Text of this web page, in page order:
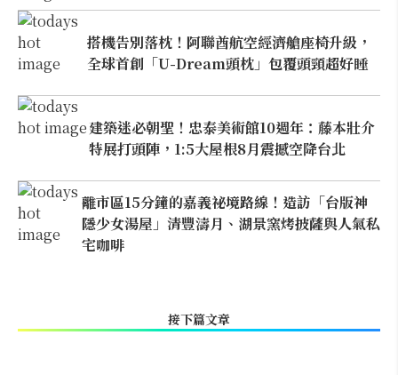
搭機告別落枕！阿聯酋航空經濟艙座椅升級，
全球首創「U-Dream頭枕」包覆頭頸超好睡
建築迷必朝聖！忠泰美術館10週年：藤本壯介
特展打頭陣，1:5大屋根8月震撼空降台北
離市區15分鐘的嘉義祕境路線！造訪「台版神
隱少女湯屋」清豐濤月、湖景窯烤披薩與人氣私
宅咖啡
接下篇文章